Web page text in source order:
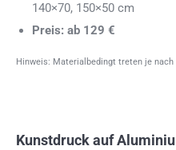
140×70, 150×50 cm
Preis: ab 129 €
Hinweis: Materialbedingt treten je
Kunstdruck auf